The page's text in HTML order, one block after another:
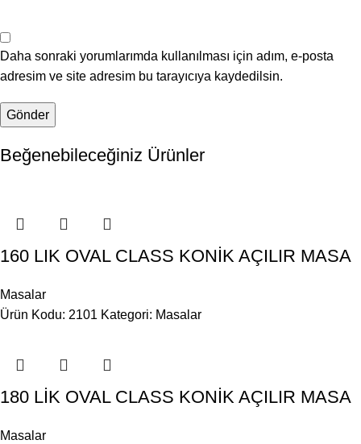
Daha sonraki yorumlarımda kullanılması için adım, e-posta
adresim ve site adresim bu tarayıcıya kaydedilsin.
Beğenebileceğiniz Ürünler
160 LIK OVAL CLASS KONİK AÇILIR MASA
Masalar
Ürün Kodu: 2101 Kategori: Masalar
180 LİK OVAL CLASS KONİK AÇILIR MASA
Masalar